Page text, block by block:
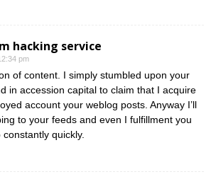
hacking service
pm
of content. I simply stumbled upon your
in accession capital to claim that I acquire
account your weblog posts. Anyway I’ll
to your feeds and even I fulfillment you
quickly.